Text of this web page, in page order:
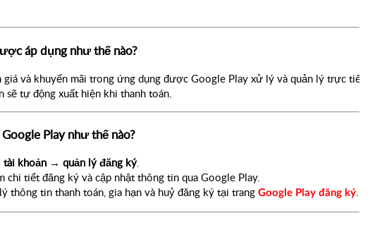
áp dụng như thế nào?
và khuyến mãi trong ứng dụng được Google Play xử lý và quản lý trực tiếp.
sẽ tự động xuất hiện khi thanh toán.
Play như thế nào?
tài khoản → quản lý đăng ký.
chi tiết đăng ký và cập nhật thông tin qua Google Play.
thông tin thanh toán, gia hạn và huỷ đăng ký tại trang Google Play đăng ký.